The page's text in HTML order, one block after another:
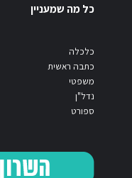
כל מה שמעניין
כלכלה
כתבה ראשית
משפטי
נדל"ן
ספורט